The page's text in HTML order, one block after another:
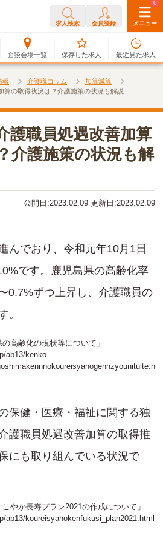
求人検索 会員登録 メニュー
面談会場一覧
0
保存した求人
0
最近見た求人
報 介護職コラム
加算減算
算の取得状況は？介護施策の状況も解説
護職員処遇改善加算
介護施策の状況も解
公開日:2023.02.09 更新日:2023.02.09
んでおり、令和元年10月1日
です。鹿児島県の高齢化率
0.7%ずつ上昇し、介護職員の
。
高齢化の現状等について」
ab13/kenko-
保健・医療・福祉に関する独
護職員処遇改善加算の取得推
にも取り組んでいる状況で
やか長寿プラン2021の作成について」
ab13/koureisyahokenfukusi_plan2021.html